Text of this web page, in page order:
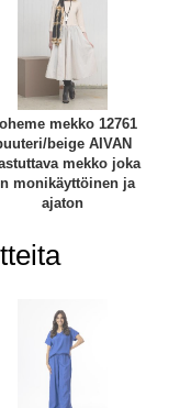
mekko 12761
beige AIVAN
mekko joka
monikäyttöinen ja
ajaton